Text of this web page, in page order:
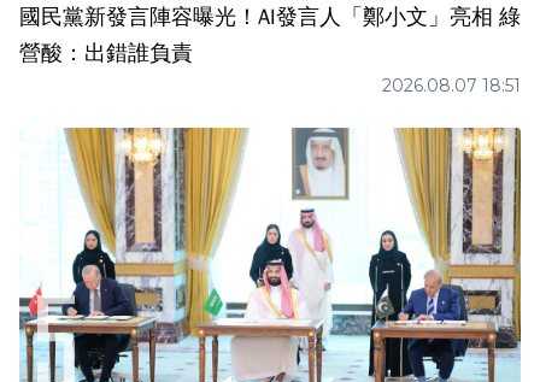
國民黨新發言陣容曝光！AI發言人「鄭小文」亮相 綠
營酸：出錯誰負責
2026.08.07 18:51